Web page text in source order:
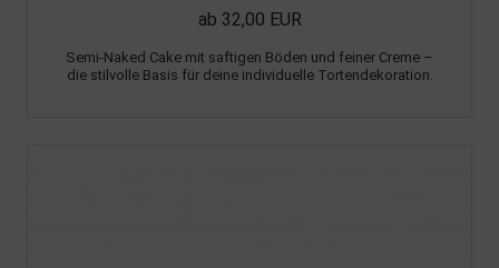
ab 32,00 EUR
Semi-Naked Cake mit saftigen Böden und feiner Creme –
die stilvolle Basis für deine individuelle Tortendekoration.